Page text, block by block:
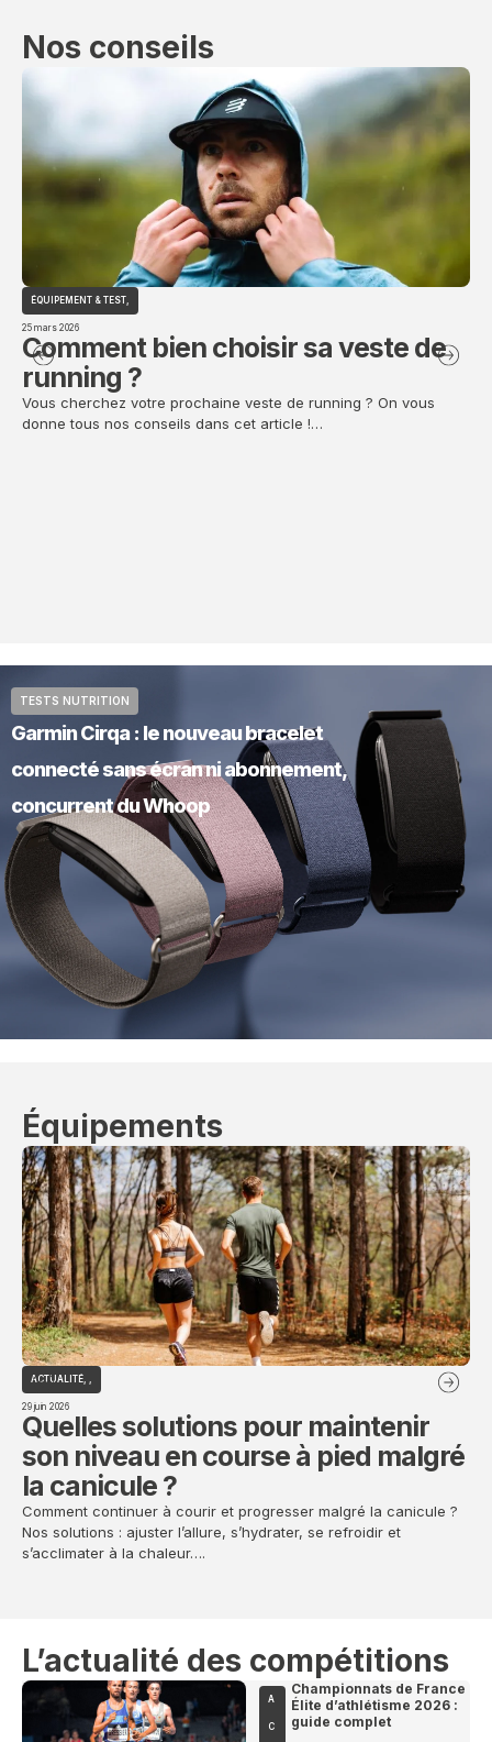
Nos conseils
ÉQUIPEMENT & TEST
25 mars 2026
Comment bien choisir sa veste de
running ?
Vous cherchez votre prochaine veste de running ? On vous
donne tous nos conseils dans cet article !…
TESTS NUTRITION
Garmin Cirqa : le nouveau bracelet
connecté sans écran ni abonnement,
concurrent du Whoop
Équipements
ACTUALITÉ
29 juin 2026
Quelles solutions pour maintenir
son niveau en course à pied malgré
la canicule ?
Comment continuer à courir et progresser malgré la canicule ?
Nos solutions : ajuster l’allure, s’hydrater, se refroidir et
s’acclimater à la chaleur….
L’actualité des compétitions
A
C
Championnats de France
Élite d’athlétisme 2026 :
guide complet